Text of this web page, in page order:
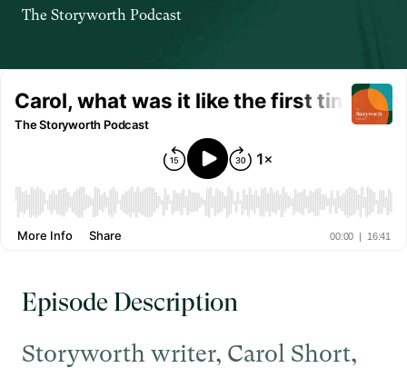
The Storyworth Podcast
Episode Description
Storyworth writer, Carol Short,